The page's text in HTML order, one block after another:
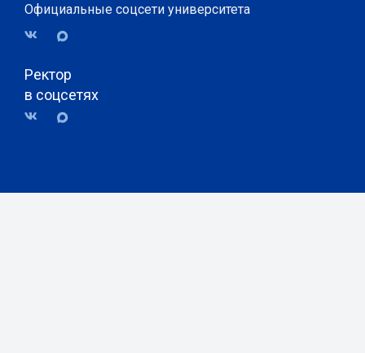
Официальные соцсети университета
Ректор
в соцсетях